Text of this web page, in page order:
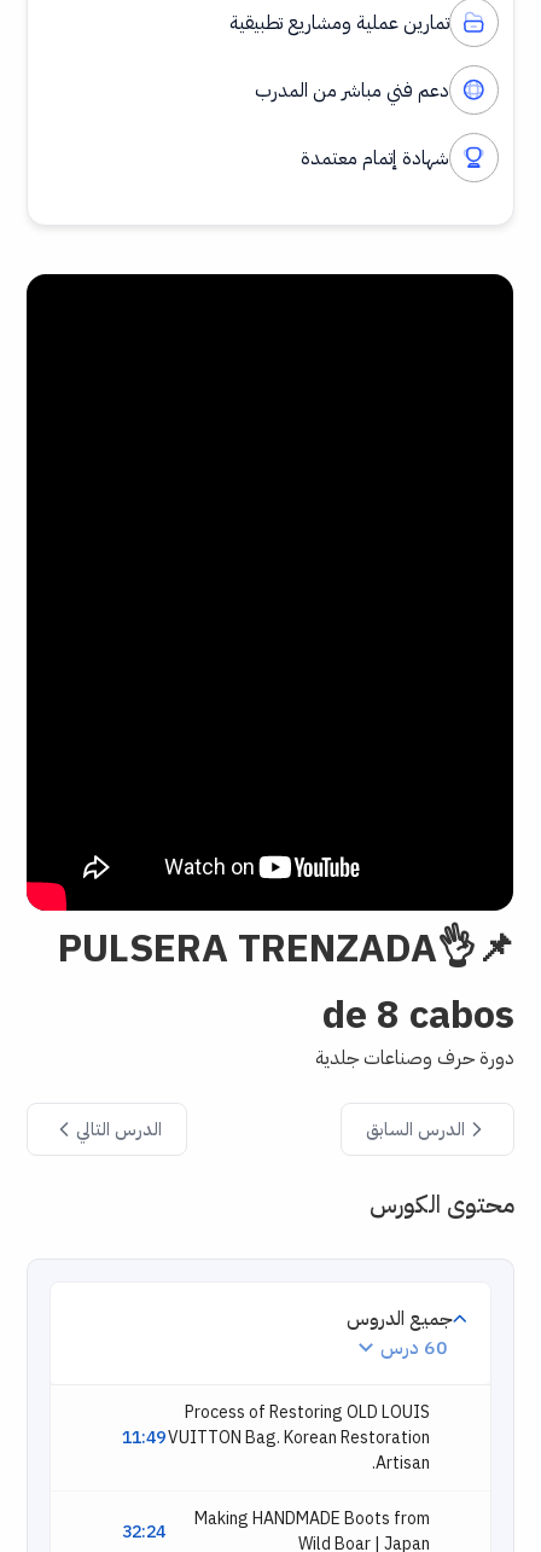
تمارين عملية ومشاريع تطبيقية
دعم فني مباشر من المدرب
شهادة إتمام معتمدة
📌PULSERA TRENZADA👌
de 8 cabos
دورة حرف وصناعات جلدية
الدرس السابق الدرس التالي
محتوى الكورس
جميع الدروس
60 درس
11:49
Process of Restoring OLD LOUIS
VUITTON Bag. Korean Restoration
Artisan.
32:24
Making HANDMADE Boots from
Wild Boar | Japan